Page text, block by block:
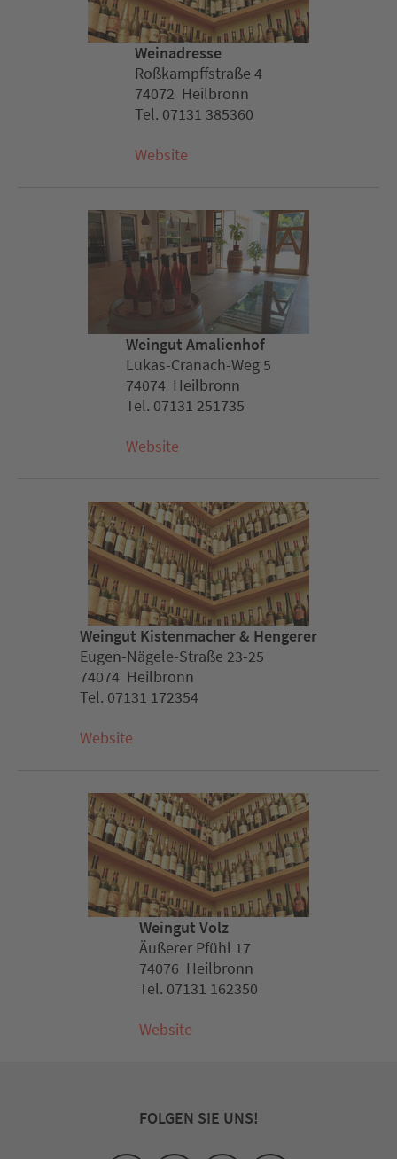
Weinadresse
Roßkampffstraße 4
74072 Heilbronn
Tel. 07131 385360
Website
Weingut Amalienhof
Lukas-Cranach-Weg 5
74074 Heilbronn
Tel. 07131 251735
Website
Weingut Kistenmacher & Hengerer
Eugen-Nägele-Straße 23-25
74074 Heilbronn
Tel. 07131 172354
Website
Weingut Volz
Äußerer Pfühl 17
74076 Heilbronn
Tel. 07131 162350
Website
FOLGEN SIE UNS!